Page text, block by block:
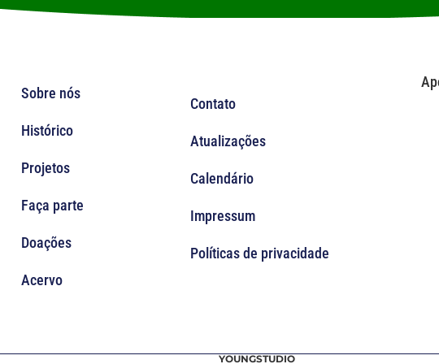
Sobre nós
Histórico
Projetos
Faça parte
Doações
Acervo
Contato
Atualizações
Calendário
Impressum
Políticas de privacidade
YOUNGSTUDIO